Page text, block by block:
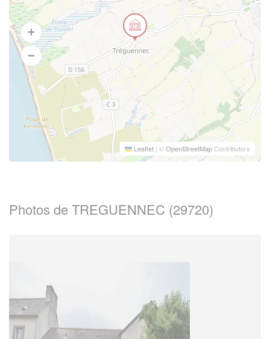
Leaflet | ©OpenStreetMapContributors
Photos de TREGUENNEC (29720)